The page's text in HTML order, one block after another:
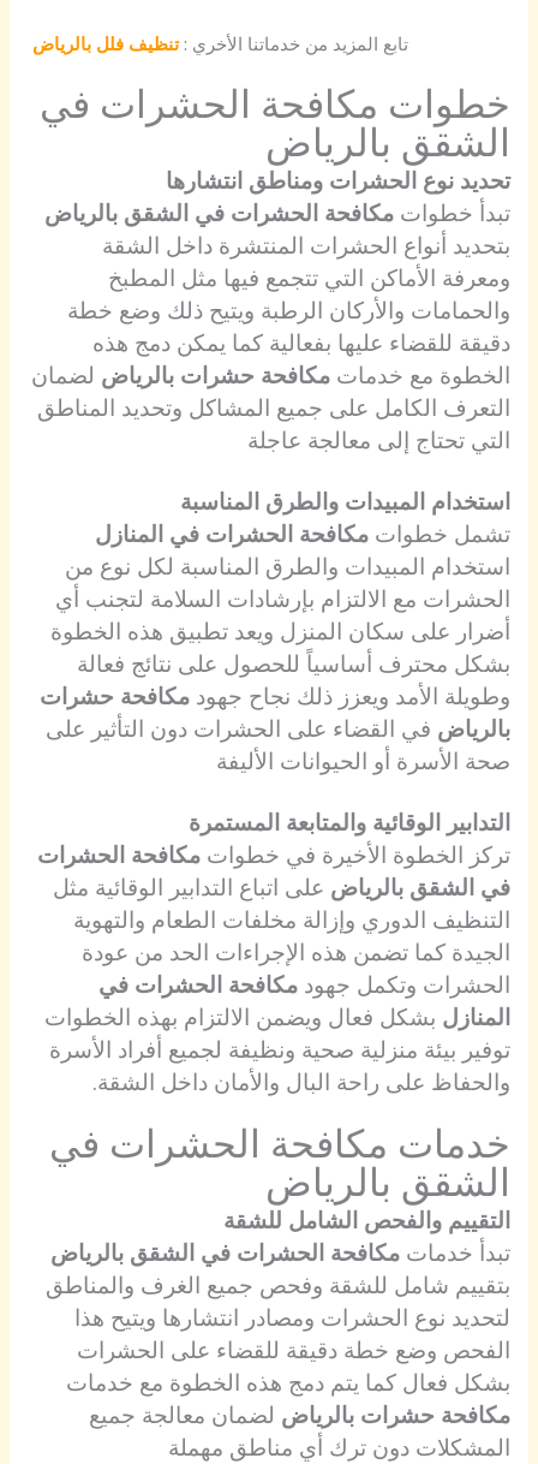
تابع المزيد من خدماتنا الأخري :تنظيف فلل بالرياض
خطوات مكافحة الحشرات في
الشقق بالرياض
تحديد نوع الحشرات ومناطق انتشارها
تبدأ خطواتمكافحة الحشرات في الشقق بالرياض
بتحديد أنواع الحشرات المنتشرة داخل الشقة
ومعرفة الأماكن التي تتجمع فيها مثل المطبخ
والحمامات والأركان الرطبة ويتيح ذلك وضع خطة
دقيقة للقضاء عليها بفعالية كما يمكن دمج هذه
الخطوة مع خدماتمكافحة حشرات بالرياض لضمان
التعرف الكامل على جميع المشاكل وتحديد المناطق
التي تحتاج إلى معالجة عاجلة
استخدام المبيدات والطرق المناسبة
تشمل خطواتمكافحة الحشرات في المنازل
استخدام المبيدات والطرق المناسبة لكل نوع من
الحشرات مع الالتزام بإرشادات السلامة لتجنب أي
أضرار على سكان المنزل ويعد تطبيق هذه الخطوة
بشكل محترف أساسياً للحصول على نتائج فعالة
وطويلة الأمد ويعزز ذلك نجاح جهودمكافحة حشرات
بالرياض في القضاء على الحشرات دون التأثير على
صحة الأسرة أو الحيوانات الأليفة
التدابير الوقائية والمتابعة المستمرة
تركز الخطوة الأخيرة في خطواتمكافحة الحشرات
في الشقق بالرياض على اتباع التدابير الوقائية مثل
التنظيف الدوري وإزالة مخلفات الطعام والتهوية
الجيدة كما تضمن هذه الإجراءات الحد من عودة
الحشرات وتكمل جهودمكافحة الحشرات في
المنازل بشكل فعال ويضمن الالتزام بهذه الخطوات
توفير بيئة منزلية صحية ونظيفة لجميع أفراد الأسرة
والحفاظ على راحة البال والأمان داخل الشقة.
خدمات مكافحة الحشرات في
الشقق بالرياض
التقييم والفحص الشامل للشقة
تبدأ خدماتمكافحة الحشرات في الشقق بالرياض
بتقييم شامل للشقة وفحص جميع الغرف والمناطق
لتحديد نوع الحشرات ومصادر انتشارها ويتيح هذا
الفحص وضع خطة دقيقة للقضاء على الحشرات
بشكل فعال كما يتم دمج هذه الخطوة مع خدمات
مكافحة حشرات بالرياض لضمان معالجة جميع
المشكلات دون ترك أي مناطق مهملة